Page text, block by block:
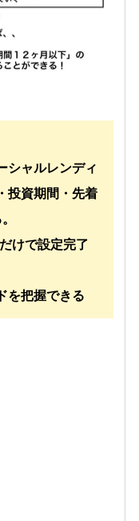
シャルレンディ
投資期間・先着
けで設定完了
を把握できる